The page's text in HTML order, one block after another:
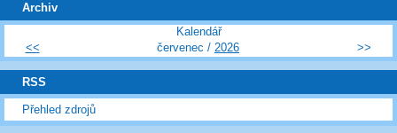
Archiv
Kalendář
<<
červenec / 2026 >>
RSS
Přehled zdrojů